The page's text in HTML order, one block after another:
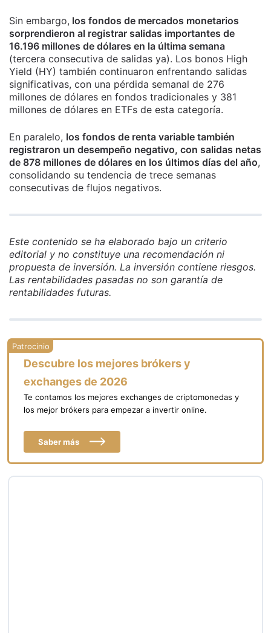
Sin embargo, los fondos de mercados monetarios
sorprendieron al registrar salidas importantes de
16.196 millones de dólares en la última semana
(tercera consecutiva de salidas ya). Los bonos High
Yield (HY) también continuaron enfrentando salidas
significativas, con una pérdida semanal de 276
millones de dólares en fondos tradicionales y 381
millones de dólares en ETFs de esta categoría.
En paralelo, los fondos de renta variable también
registraron un desempeño negativo, con salidas netas
de 878 millones de dólares en los últimos días del año,
consolidando su tendencia de trece semanas
consecutivas de flujos negativos.
Este contenido se ha elaborado bajo un criterio
editorial y no constituye una recomendación ni
propuesta de inversión. La inversión contiene riesgos.
Las rentabilidades pasadas no son garantía de
rentabilidades futuras.
Descubre los mejores brókers y
exchanges de 2026
Te contamos los mejores exchanges de criptomonedas y
los mejor brókers para empezar a invertir online.
Saber más